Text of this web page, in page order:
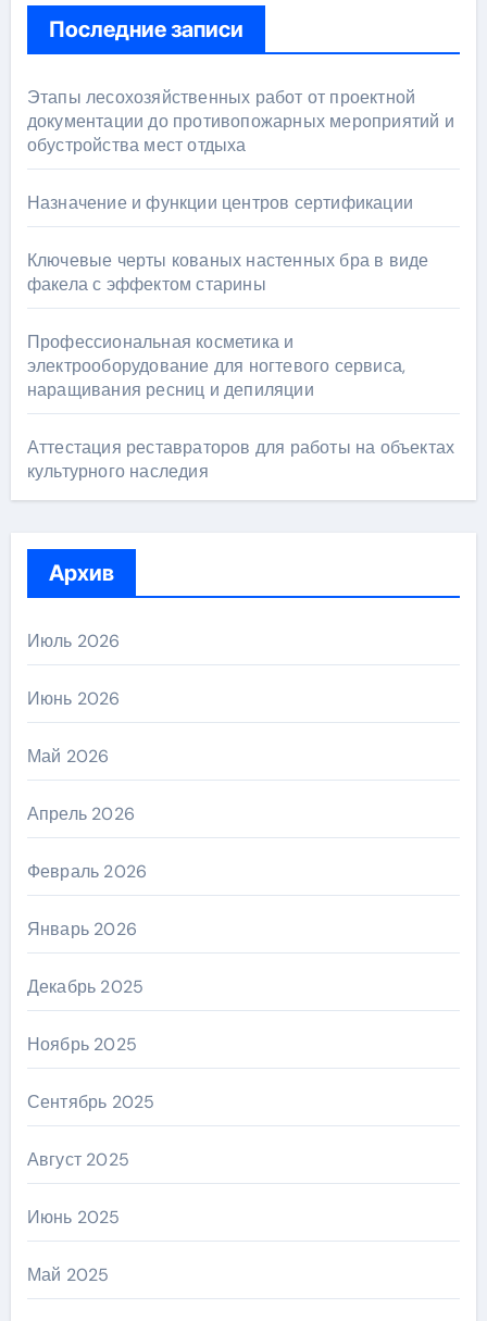
Последние записи
Этапы лесохозяйственных работ от проектной
документации до противопожарных мероприятий и
обустройства мест отдыха
Назначение и функции центров сертификации
Ключевые черты кованых настенных бра в виде
факела с эффектом старины
Профессиональная косметика и
электрооборудование для ногтевого сервиса,
наращивания ресниц и депиляции
Аттестация реставраторов для работы на объектах
культурного наследия
Архив
Июль 2026
Июнь 2026
Май 2026
Апрель 2026
Февраль 2026
Январь 2026
Декабрь 2025
Ноябрь 2025
Сентябрь 2025
Август 2025
Июнь 2025
Май 2025